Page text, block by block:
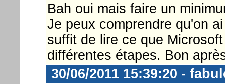
Bah oui mais faire un
Je peux comprendre qu'on
suffit de lire ce que
différentes étapes. Bon
30/06/2011 15:39:20 -